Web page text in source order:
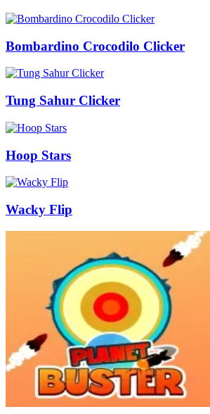
Bombardino Crocodilo Clicker
Tung Sahur Clicker
Hoop Stars
Wacky Flip